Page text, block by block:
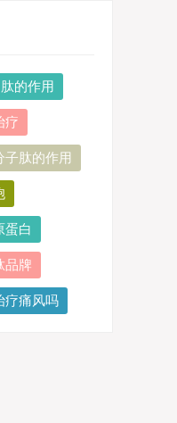
肽的作用
疗
子肽的作用
蛋白
品牌
疗痛风吗